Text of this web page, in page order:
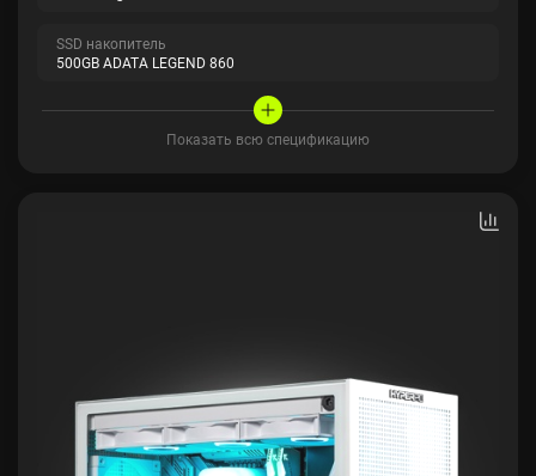
SSD накопитель
500GB ADATA LEGEND 860
Показать всю спецификацию